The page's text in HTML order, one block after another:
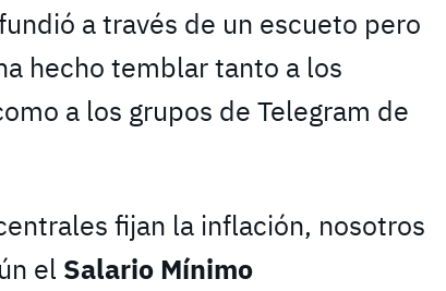
a través de un escueto pero
hecho temblar tanto a los
a los grupos de Telegram de
fijan la inflación, nosotros
el Salario Mínimo